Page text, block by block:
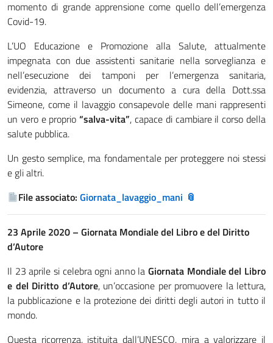
momento di grande apprensione come quello dell’emergenza
Covid-19.
L’UO Educazione e Promozione alla Salute, attualmente
impegnata con due assistenti sanitarie nella sorveglianza e
nell’esecuzione dei tamponi per l’emergenza sanitaria,
evidenzia, attraverso un documento a cura della Dott.ssa
Simeone, come il lavaggio consapevole delle mani rappresenti
un vero e proprio“salva-vita”, capace di cambiare il corso della
salute pubblica.
Un gesto semplice, ma fondamentale per proteggere noi stessi
e gli altri.
File associato:Giornata_lavaggio_mani
23 Aprile 2020 – Giornata Mondiale del Libro e del Diritto
d’Autore
Il 23 aprile si celebra ogni anno laGiornata Mondiale del Libro
e del Diritto d’Autore, un’occasione per promuovere la lettura,
la pubblicazione e la protezione dei diritti degli autori in tutto il
mondo.
Questa ricorrenza, istituita dall’UNESCO, mira a valorizzare il